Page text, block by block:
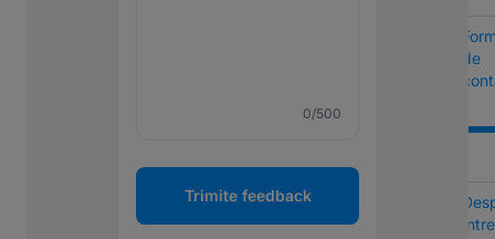
de
0/500
Trimite feedback